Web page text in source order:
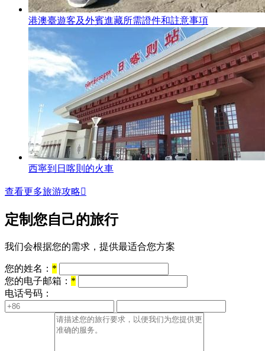
港澳臺遊客及外賓進藏所需證件和註意事項
西寧到日喀則的火車
查看更多旅游攻略
定制您自己的旅行
我们会根据您的需求，提供最适合您方案
您的姓名： *
您的电子邮箱： *
电话号码：